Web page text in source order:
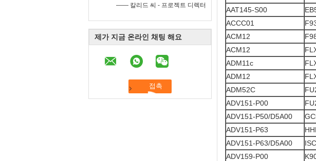
—— 칼리드 씨 - 프로젝트 디렉터
제가 지금 온라인 채팅 해요
AAT145-S00
ACCC01
ACM12
ACM12
ADM11c
ADM12
ADM52C
ADV151-P00
ADV151-P50/D5A00
ADV151-P63
ADV151-P63/D5A00
ADV159-P00